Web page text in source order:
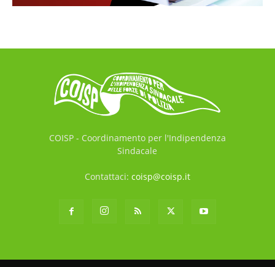
COISP - Coordinamento per l'Indipendenza
Sindacale
Contattaci: coisp@coisp.it